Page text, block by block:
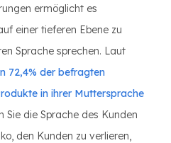
ermöglicht es
einer tieferen Ebene zu
Sprache sprechen. Laut
72,4% der befragten
in ihrer Muttersprache
Sie die Sprache des Kunden
den Kunden zu verlieren,